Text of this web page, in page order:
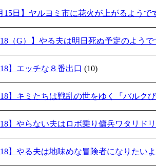
15日】ヤルヨミ市に花火が上がるよう
18（G）】やる夫は明日死ぬ予定のよう
18】エッチな８番出口 (10)
18】キミたちは戦乱の世をゆく『バルク
18】やらない夫はロボ乗り傭兵ワタリド
18】やる夫は地味めな冒険者になりたい